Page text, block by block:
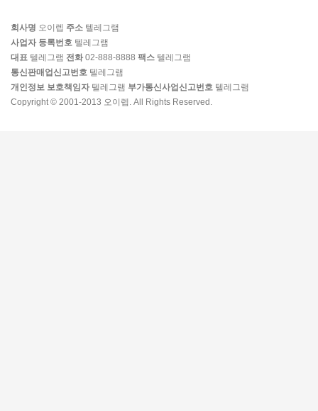
회사명 오이렙 주소 텔레그램
사업자 등록번호 텔레그램
대표 텔레그램 전화 02-888-8888 팩스 텔레그램
통신판매업신고번호 텔레그램
개인정보 보호책임자 텔레그램 부가통신사업신고번호 텔레그램
Copyright © 2001-2013 오이렙. All Rights Reserved.